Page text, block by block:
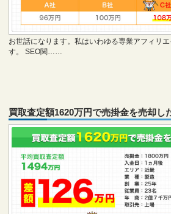
お世話になります。私はいわゆる専業アフィリ
す。 SEO関……
買取査定額1620万円で売掛金を売却し